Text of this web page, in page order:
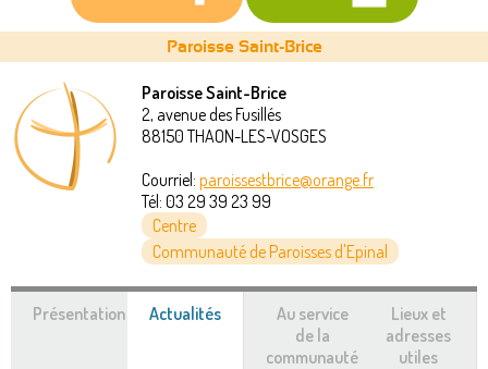
Vous
êtes
Paroisse Saint-Brice
Paroisse Saint-Brice
2, avenue des Fusillés
88150 THAON-LES-VOSGES
Courriel: paroissestbrice@orange.fr
Tél: 03 29 39 23 99
Centre
Communauté de Paroisses d'Epinal
Présentation Actualités
Au service
de la
communauté
Lieux et
adresses
utiles